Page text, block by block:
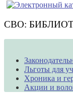
СВО:
Льготы для
Хроника и
Акции и